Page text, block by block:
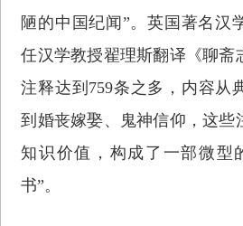
陋的中国纪闻”。英国著名汉
任汉学教授翟理斯翻译《聊斋
注释达到759条之多，内容从
到婚丧嫁娶、鬼神信仰，这些
知识价值，构成了一部微型
书”。